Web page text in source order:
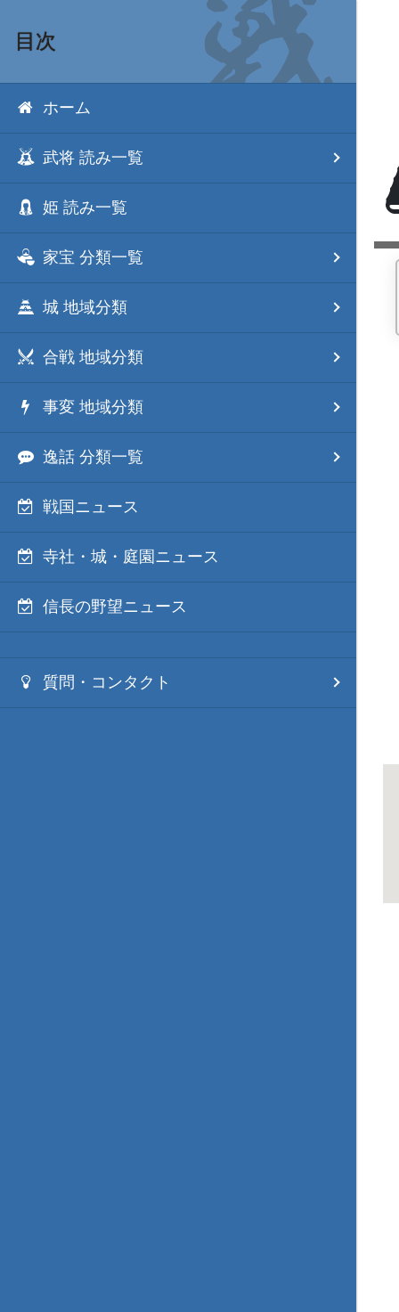
目次
ホーム
武将 読み一覧
姫 読み一覧
家宝 分類一覧
城 地域分類
合戦 地域分類
事変 地域分類
逸話 分類一覧
戦国ニュース
寺社・城・庭園ニュース
信長の野望ニュース
質問・コンタクト